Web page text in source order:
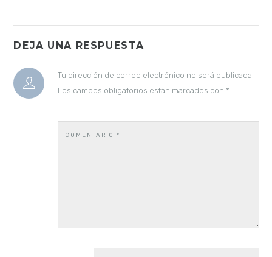
DEJA UNA RESPUESTA
Tu dirección de correo electrónico no será publicada.
Los campos obligatorios están marcados con *
COMENTARIO*